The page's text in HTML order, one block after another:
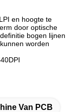
en hoogte te
door optische
bogen lijnen
worden
Van PCB